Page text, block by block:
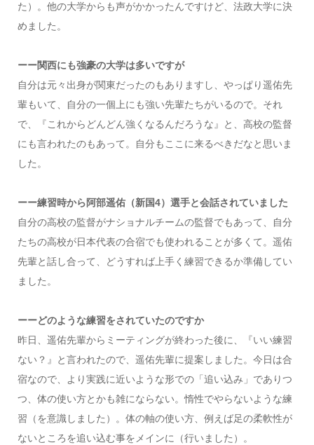
た）。他の大学からも声がかかったんですけど、法政大学に決
めました。
ーー関西にも強豪の大学は多いですが
自分は元々出身が関東だったのもありますし、やっぱり遥佑先
輩もいて、自分の一個上にも強い先輩たちがいるので。それ
で、『これからどんどん強くなるんだろうな』と、高校の監督
にも言われたのもあって。自分もここに来るべきだなと思いま
した。
ーー練習時から阿部遥佑（新国4）選手と会話されていました
自分の高校の監督がナショナルチームの監督でもあって、自分
たちの高校が日本代表の合宿でも使われることが多くて。遥佑
先輩と話し合って、どうすれば上手く練習できるか準備してい
ました。
ーーどのような練習をされていたのですか
昨日、遥佑先輩からミーティングが終わった後に、『いい練習
ない？』と言われたので、遥佑先輩に提案しました。今日は合
宿なので、より実践に近いような形での「追い込み」でありつ
つ、体の使い方とかも雑にならない。惰性でやらないような練
習（を意識しました）。体の軸の使い方、例えば足の柔軟性が
ないところを追い込む事をメインに（行いました）。